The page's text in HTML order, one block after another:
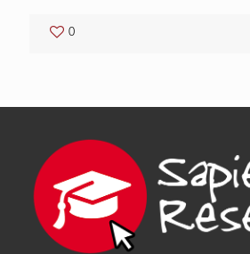
0